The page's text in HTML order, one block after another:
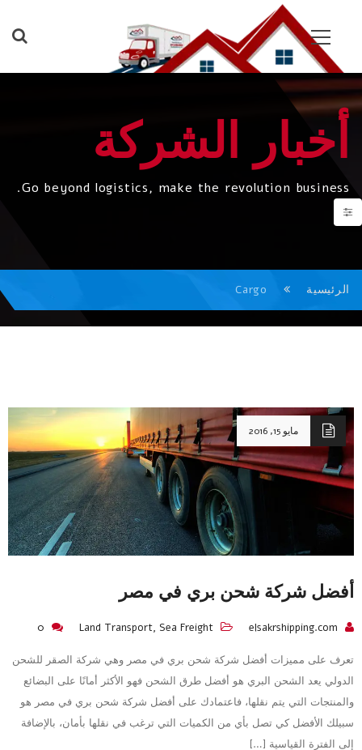
أخبار الشركة
Go beyond logistics, make the revolution business.
الرئيسية Cargo
مايو 15, 2016
أفضل شركة شحن بري في مصر
elsakrshipping.com
Land Transport, Sea Freight
تعرف على مميزات أفضل شركة شحن بري في مصر وهي شركة الصقر للشحن
الدولي يعد الشحن البري هو أفضل طرق الشحن فهو الأكثر أمانًا على البضائع
والمنتجات التي يتم نقلها، فاعتمادك على أفضل شركة شحن بري في مصر هو
سبيلك الأفضل كي تصل بأي من الكميات التي ترغب في نقلها بأمان، بالإضافة
إلى الفترة القياسية […]